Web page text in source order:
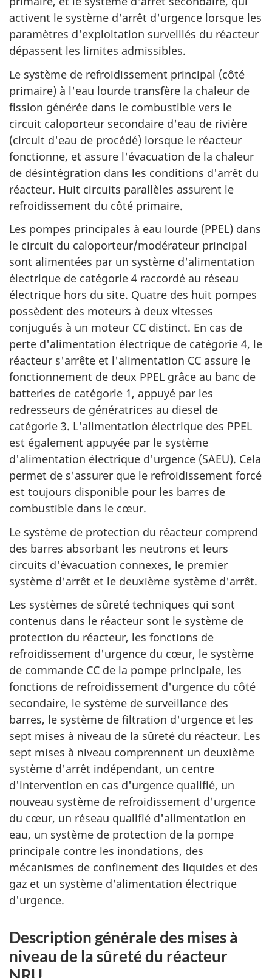
activent le système d'arrêt d'urgence lorsque les
paramètres d'exploitation surveillés du réacteur
dépassent les limites admissibles.
Le système de refroidissement principal (côté
primaire) à l'eau lourde transfère la chaleur de
fission générée dans le combustible vers le
circuit caloporteur secondaire d'eau de rivière
(circuit d'eau de procédé) lorsque le réacteur
fonctionne, et assure l'évacuation de la chaleur
de désintégration dans les conditions d'arrêt du
réacteur. Huit circuits parallèles assurent le
refroidissement du côté primaire.
Les pompes principales à eau lourde (PPEL) dans
le circuit du caloporteur/modérateur principal
sont alimentées par un système d'alimentation
électrique de catégorie 4 raccordé au réseau
électrique hors du site. Quatre des huit pompes
possèdent des moteurs à deux vitesses
conjugués à un moteur CC distinct. En cas de
perte d'alimentation électrique de catégorie 4, le
réacteur s'arrête et l'alimentation CC assure le
fonctionnement de deux PPEL grâce au banc de
batteries de catégorie 1, appuyé par les
redresseurs de génératrices au diesel de
catégorie 3. L'alimentation électrique des PPEL
est également appuyée par le système
d'alimentation électrique d'urgence (SAEU). Cela
permet de s'assurer que le refroidissement forcé
est toujours disponible pour les barres de
combustible dans le cœur.
Le système de protection du réacteur comprend
des barres absorbant les neutrons et leurs
circuits d'évacuation connexes, le premier
système d'arrêt et le deuxième système d'arrêt.
Les systèmes de sûreté techniques qui sont
contenus dans le réacteur sont le système de
protection du réacteur, les fonctions de
refroidissement d'urgence du cœur, le système
de commande CC de la pompe principale, les
fonctions de refroidissement d'urgence du côté
secondaire, le système de surveillance des
barres, le système de filtration d'urgence et les
sept mises à niveau de la sûreté du réacteur. Les
sept mises à niveau comprennent un deuxième
système d'arrêt indépendant, un centre
d'intervention en cas d'urgence qualifié, un
nouveau système de refroidissement d'urgence
du cœur, un réseau qualifié d'alimentation en
eau, un système de protection de la pompe
principale contre les inondations, des
mécanismes de confinement des liquides et des
gaz et un système d'alimentation électrique
d'urgence.
Description générale des mises à
niveau de la sûreté du réacteur